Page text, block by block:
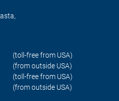
(toll-free from USA)
(from outside USA)
(toll-free from USA)
(from outside USA)